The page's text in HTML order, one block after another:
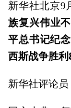
新华社北京
族复兴伟业
平总书记纪
西斯战争胜
新华社评论员